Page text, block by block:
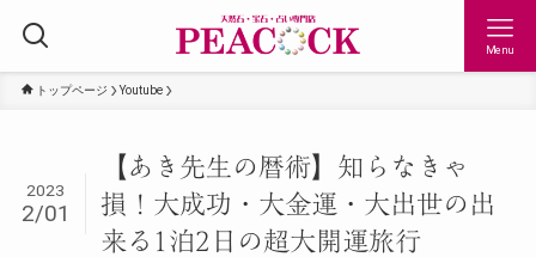
Menu
トップページ Youtube
【あき先生の暦術】知らなきゃ
損！大成功・大金運・大出世の出
来る1泊2日の超大開運旅行
2023
2/01